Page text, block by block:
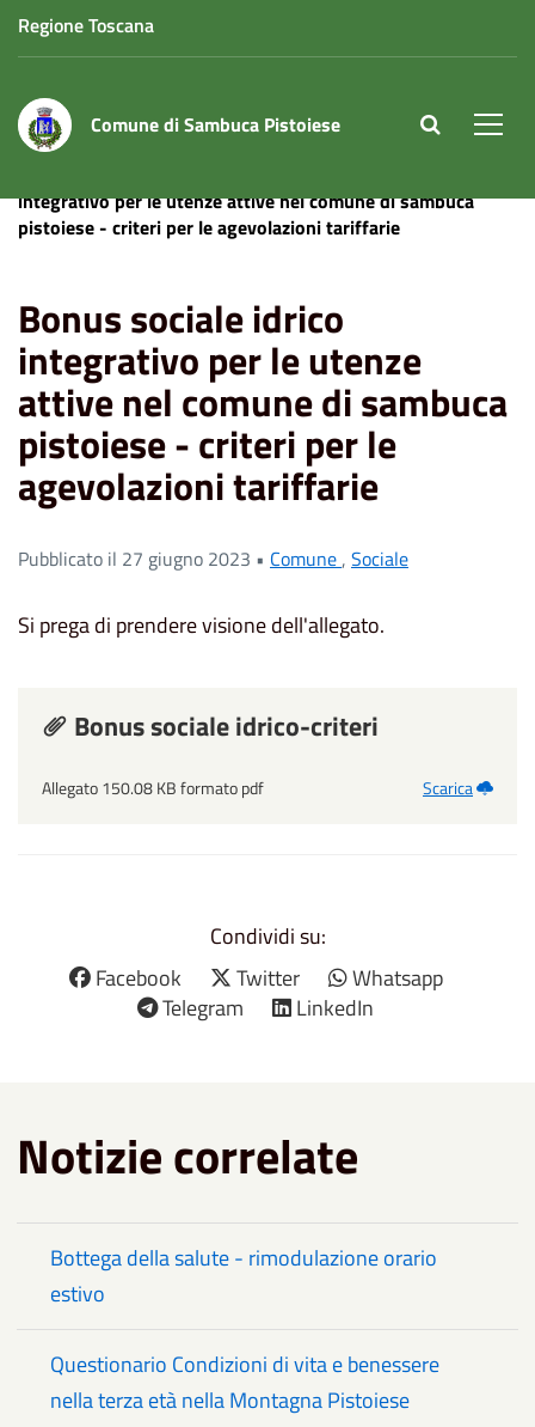
Regione Toscana
Comune di Sambuca Pistoiese site.searc
integrativo per le utenze attive nel comune di sambuca
pistoiese - criteri per le agevolazioni tariffarie
Bonus sociale idrico
integrativo per le utenze
attive nel comune di sambuca
pistoiese - criteri per le
agevolazioni tariffarie
Pubblicato il 27 giugno 2023 • Comune, Sociale
Si prega di prendere visione dell'allegato.
Bonus sociale idrico-criteri
Allegato 150.08 KB formato pdf Scarica
Condividi su:
Facebook
Twitter
Whatsapp
Telegram
LinkedIn
Notizie correlate
Bottega della salute - rimodulazione orario
estivo
Questionario Condizioni di vita e benessere
nella terza età nella Montagna Pistoiese